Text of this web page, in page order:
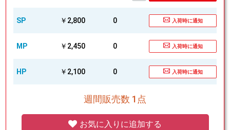
SP ￥2,800 0 入荷時に通知
MP ￥2,450 0 入荷時に通知
HP ￥2,100 0 入荷時に通知
週間販売数 1点
お気に入りに追加する